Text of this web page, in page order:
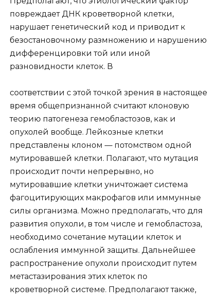
повреждает ДНК кроветворной клетки,
нарушает генетический код и приводит к
безостановочному размножению и нарушению
дифференцировки той или иной
разновидности клеток. В
соответствии с этой точкой зрения в настоящее
время общепризнанной считают клоновую
теорию патогенеза гемобластозов, как и
опухолей вообще. Лейкозные клетки
представлены клоном — потомством одной
мутировавшей клетки. Полагают, что мутация
происходит почти непрерывно, но
мутировавшие клетки уничтожает система
фагоцитирующих макрофагов или иммунные
силы организма. Можно предполагать, что для
развития опухоли, в том числе и гемобластоза,
необходимо сочетание мутации клеток и
ослабления иммунной защиты. Дальнейшее
распространение опухоли происходит путем
метастазирования этих клеток по
кроветворной системе. Предполагают также,